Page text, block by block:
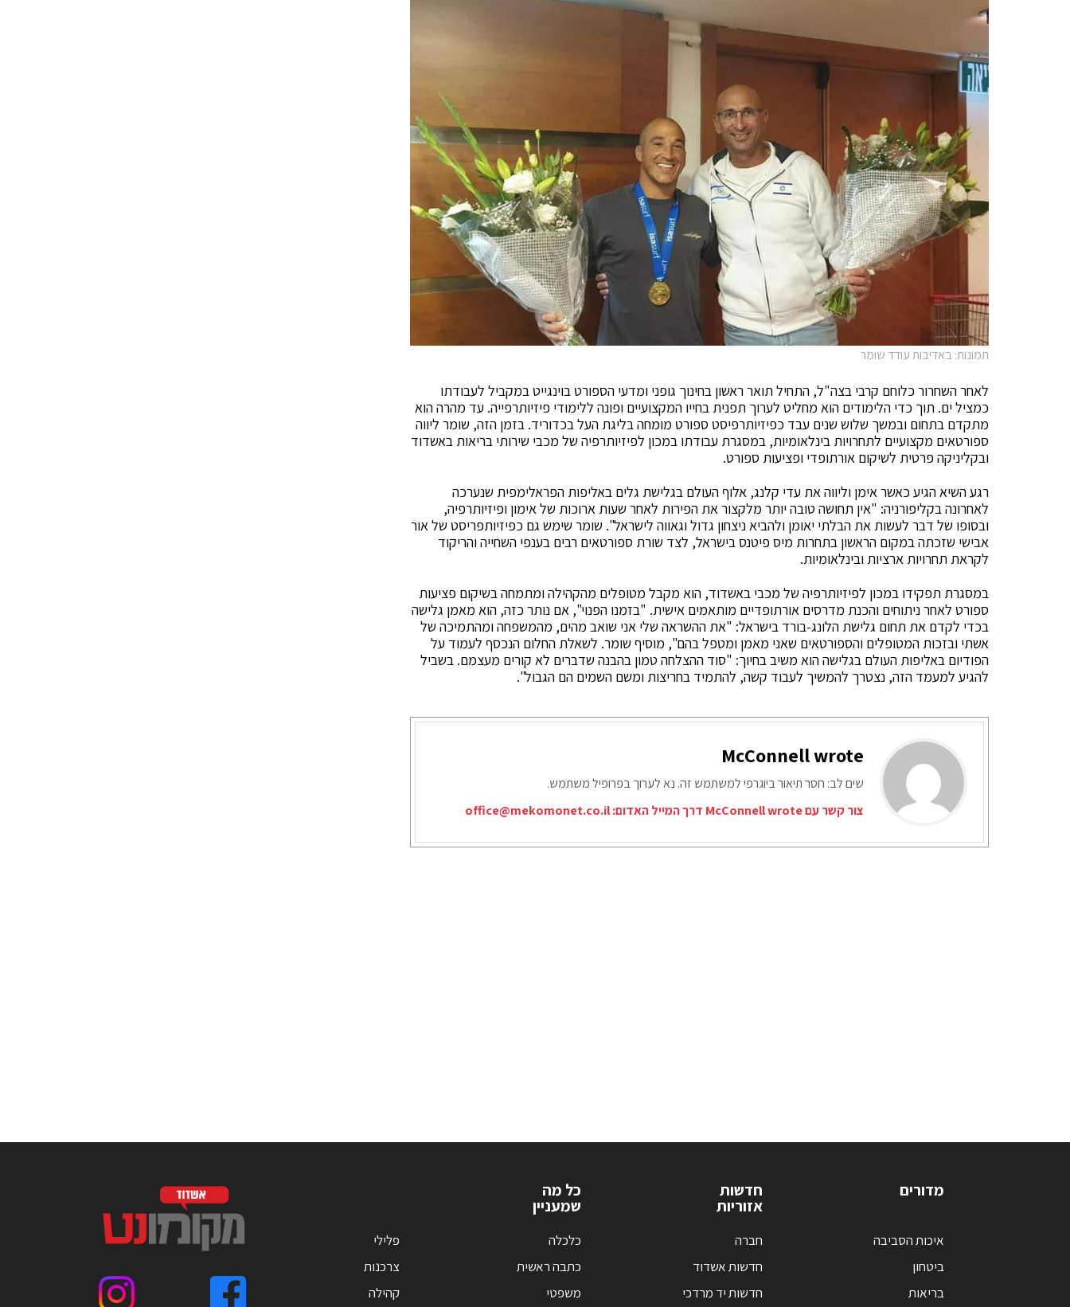
תמונות: באדיבות עודד שומר
לאחר השחרור כלוחם קרבי בצה"ל, התחיל תואר ראשון בחינוך גופני ומדעי הספורט בוינגייט במקביל לעבודתו
כמציל ים. תוך כדי הלימודים הוא מחליט לערוך תפנית בחייו המקצועיים ופונה ללימודי פיזיותרפייה. עד מהרה הוא
מתקדם בתחום ובמשך שלוש שנים עבד כפיזיותרפיסט ספורט מומחה בליגת העל בכדוריד. בזמן הזה, שומר ליווה
ספורטאים מקצועיים לתחרויות בינלאומיות, במסגרת עבודתו במכון לפיזיותרפיה של מכבי שירותי בריאות באשדוד
ובקליניקה פרטית לשיקום אורתופדי ופציעות ספורט.
רגע השיא הגיע כאשר אימן וליווה את עדי קלנג, אלוף העולם בגלישת גלים באליפות הפראלימפית שנערכה
לאחרונה בקליפורניה: "אין תחושה טובה יותר מלקצור את הפירות לאחר שעות ארוכות של אימון ופיזיותרפיה,
ובסופו של דבר לעשות את הבלתי יאומן ולהביא ניצחון גדול וגאווה לישראל". שומר שימש גם כפיזיותפריסט של אור
אבישי שזכתה במקום הראשון בתחרות מיס פיטנס בישראל, לצד שורת ספורטאים רבים בענפי השחייה והריקוד
לקראת תחרויות ארציות ובינלאומיות.
במסגרת תפקידו במכון לפיזיותרפיה של מכבי באשדוד, הוא מקבל מטופלים מהקהילה ומתמחה בשיקום פציעות
ספורט לאחר ניתוחים והכנת מדרסים אורתופדיים מותאמים אישית. "בזמנו הפנוי", אם נותר כזה, הוא מאמן גלישה
בכדי לקדם את תחום גלישת הלונג-בורד בישראל: "את ההשראה שלי אני שואב מהים, מהמשפחה ומהתמיכה של
אשתי ובזכות המטופלים והספורטאים שאני מאמן ומטפל בהם", מוסיף שומר. לשאלת החלום הנכסף לעמוד על
הפודיום באליפות העולם בגלישה הוא משיב בחיוך: "סוד ההצלחה טמון בהבנה שדברים לא קורים מעצמם. בשביל
להגיע למעמד הזה, נצטרך להמשיך לעבוד קשה, להתמיד בחריצות ומשם השמים הם הגבול".
McConnell wrote
שים לב: חסר תיאור ביוגרפי למשתמש זה. נא לערוך בפרופיל משתמש.
צור קשר עם McConnell wrote דרך המייל האדום:
office@mekomonet.co.il
מדורים
איכות הסביבה
ביטחון
בריאות
חדשות
אזוריות
חברה
חדשות אשדוד
חדשות יד מרדכי
כל מה
שמעניין
כלכלה
כתבה ראשית
משפטי
פלילי
צרכנות
קהילה